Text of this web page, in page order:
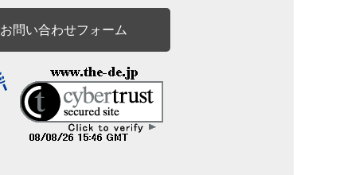
お問い合わせフォーム